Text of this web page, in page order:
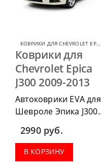
КОВРИКИ ДЛЯ CHEVROLET EPICA
Коврики для
Chevrolet Epica
J300 2009-2013
Автоковрики EVA для
Шевроле Эпика J300
2009-2013 г.в. можно
приобрести в
комплектации:
водительский коврик,
2990 руб.
В КОРЗИНУ